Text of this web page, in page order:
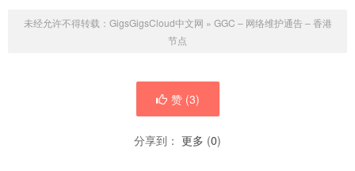
未经允许不得转载： GigsGigsCloud中文网 » GGC – 网络维护通告 – 香港
节点
赞 (3)
分享到： 更多 (0)